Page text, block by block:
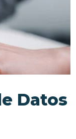
Datos